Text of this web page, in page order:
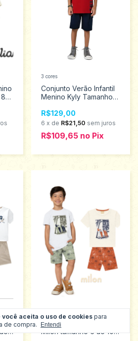
você aceita o uso de cookies para
de compra.
Entendi
Conjunto Verão Infantil
Menino Kyly Tamanhos
R$129,00
6 x de R$21,50 sem juros
R$109,65 no Pix
3 cores
Conjunto infantil menino
Milon tamanho 6 ao 10